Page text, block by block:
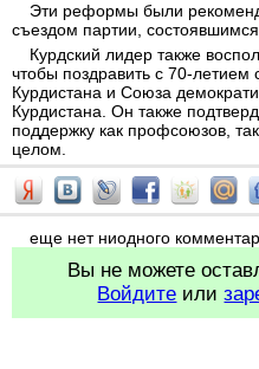
Эти реформы были
съездом партии,
Курдский лидер также
чтобы поздравить с 70-летием
Курдистана и Союза
Курдистана. Он также
поддержку как профсоюзов,
целом.
еще нет ниодного
Вы не можете
Войдите или